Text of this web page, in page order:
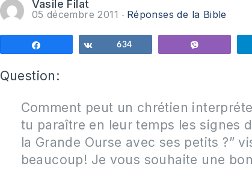
Vasile Filat
05 décembre 2011 Réponses de la Bible
Partagez
634
Question:
Comment peut un chrétien
tu paraître en leur temps les signes
la Grande Ourse avec ses petits ?”
beaucoup! Je vous souhaite une